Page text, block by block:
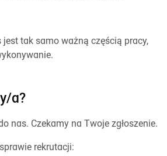
jest tak samo ważną częścią pracy,
a?
nas. Czekamy na Twoje zgłoszenie.
rekrutacji: